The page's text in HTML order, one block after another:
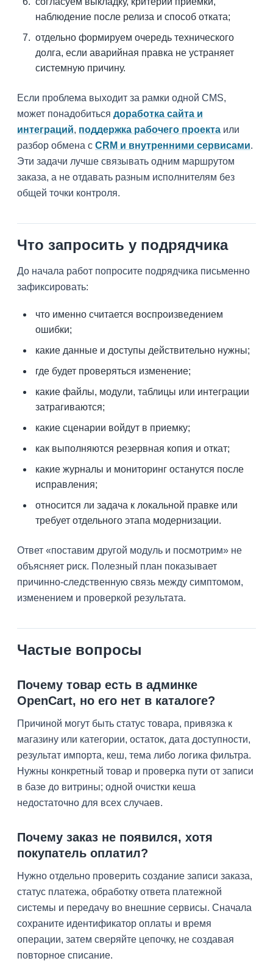
наблюдение после релиза и способ отката;
отдельно формируем очередь технического
долга, если аварийная правка не устраняет
системную причину.
Если проблема выходит за рамки одной CMS,
может понадобиться доработка сайта и
интеграций, поддержка рабочего проекта или
разбор обмена с CRM и внутренними сервисами.
Эти задачи лучше связывать одним маршрутом
заказа, а не отдавать разным исполнителям без
общей точки контроля.
Что запросить у подрядчика
До начала работ попросите подрядчика письменно
зафиксировать:
что именно считается воспроизведением
ошибки;
какие данные и доступы действительно нужны;
где будет проверяться изменение;
какие файлы, модули, таблицы или интеграции
затрагиваются;
какие сценарии войдут в приемку;
как выполняются резервная копия и откат;
какие журналы и мониторинг останутся после
исправления;
относится ли задача к локальной правке или
требует отдельного этапа модернизации.
Ответ «поставим другой модуль и посмотрим» не
объясняет риск. Полезный план показывает
причинно-следственную связь между симптомом,
изменением и проверкой результата.
Частые вопросы
Почему товар есть в админке
OpenCart, но его нет в каталоге?
Причиной могут быть статус товара, привязка к
магазину или категории, остаток, дата доступности,
результат импорта, кеш, тема либо логика фильтра.
Нужны конкретный товар и проверка пути от записи
в базе до витрины; одной очистки кеша
недостаточно для всех случаев.
Почему заказ не появился, хотя
покупатель оплатил?
Нужно отдельно проверить создание записи заказа,
статус платежа, обработку ответа платежной
системы и передачу во внешние сервисы. Сначала
сохраните идентификатор оплаты и время
операции, затем сверяйте цепочку, не создавая
повторное списание.